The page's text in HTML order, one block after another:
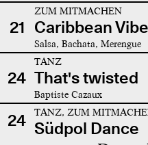
21
ZUM MITMACHEN
Caribbean
Salsa, Bachata, Merengue
24
TANZ
That's twisted
Baptiste Cazaux
24 TANZ, ZUM
Südpol Dance